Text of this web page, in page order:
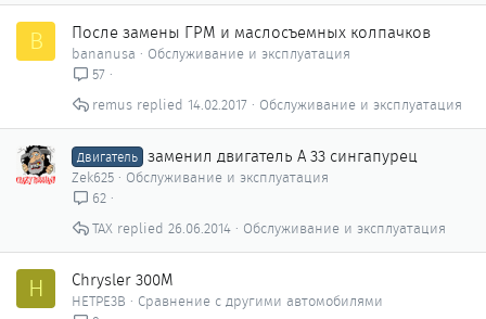
B После замены ГРМ и маслосъемных колпачков
bananusa
Обслуживание и эксплуатация
57
Обслуживание и эксплуатация
14.02.2017
remus
Двигатель заменил двигатель А 33 сингапурец
Zek625
Обслуживание и эксплуатация
62
Обслуживание и эксплуатация
26.06.2014
ТАХ
H Chrysler 300M
HETPE3B
Сравнение с другими автомобилями